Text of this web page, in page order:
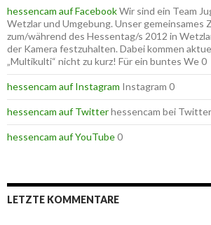
hessencam auf FacebookWir sind ein Team
Wetzlar und Umgebung. Unser gemeinsames
zum/während des Hessentag/s 2012 in
der Kamera festzuhalten. Dabei kommen
„Multikulti“ nicht zu kurz! Für ein buntes We 0
hessencam auf Instagram Instagram 0
hessencam auf Twitterhessencam bei
hessencam auf YouTube0
LETZTE KOMMENTARE